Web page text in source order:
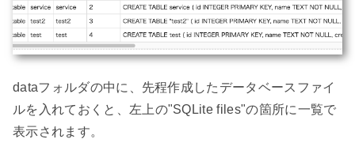
dataフォルダの中に、先程作成したデータベースファイ
ルを入れておくと、左上の"SQLite files"の箇所に一覧で
表示されます。